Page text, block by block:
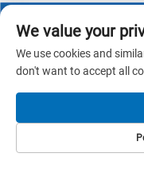
Adresse:
Nr. 181 Jinshajiang
Telefon:
We value your
We use cookies and
don't want to accept all